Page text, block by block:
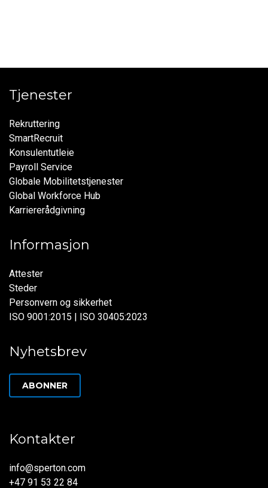
Tjenester
Rekruttering
SmartRecruit
Konsulentutleie
Payroll Service
Globale Mobilitetstjenester
Global Workforce Hub
Karriererådgivning
Informasjon
Attester
Steder
Personvern og sikkerhet
ISO 9001:2015 | ISO 30405:2023
Nyhetsbrev
ABONNER
Kontakter
info@sperton.com
+47 91 53 22 84